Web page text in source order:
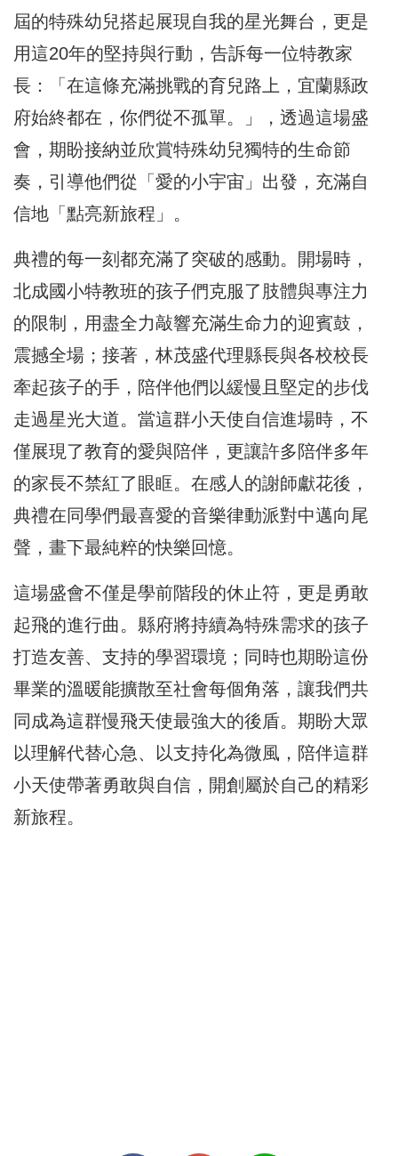
屆的特殊幼兒搭起展現自我的星光舞台，更是
用這20年的堅持與行動，告訴每一位特教家
長：「在這條充滿挑戰的育兒路上，宜蘭縣政
府始終都在，你們從不孤單。」，透過這場盛
會，期盼接納並欣賞特殊幼兒獨特的生命節
奏，引導他們從「愛的小宇宙」出發，充滿自
信地「點亮新旅程」。
典禮的每一刻都充滿了突破的感動。開場時，
北成國小特教班的孩子們克服了肢體與專注力
的限制，用盡全力敲響充滿生命力的迎賓鼓，
震撼全場；接著，林茂盛代理縣長與各校校長
牽起孩子的手，陪伴他們以緩慢且堅定的步伐
走過星光大道。當這群小天使自信進場時，不
僅展現了教育的愛與陪伴，更讓許多陪伴多年
的家長不禁紅了眼眶。在感人的謝師獻花後，
典禮在同學們最喜愛的音樂律動派對中邁向尾
聲，畫下最純粹的快樂回憶。
這場盛會不僅是學前階段的休止符，更是勇敢
起飛的進行曲。縣府將持續為特殊需求的孩子
打造友善、支持的學習環境；同時也期盼這份
畢業的溫暖能擴散至社會每個角落，讓我們共
同成為這群慢飛天使最強大的後盾。期盼大眾
以理解代替心急、以支持化為微風，陪伴這群
小天使帶著勇敢與自信，開創屬於自己的精彩
新旅程。